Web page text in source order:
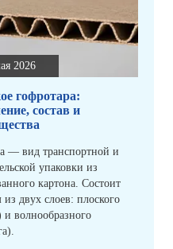
2026
гофротара:
состав и
— вид транспортной и
упаковки из
картона. Состоит
двух слоев: плоского
и волнообразного